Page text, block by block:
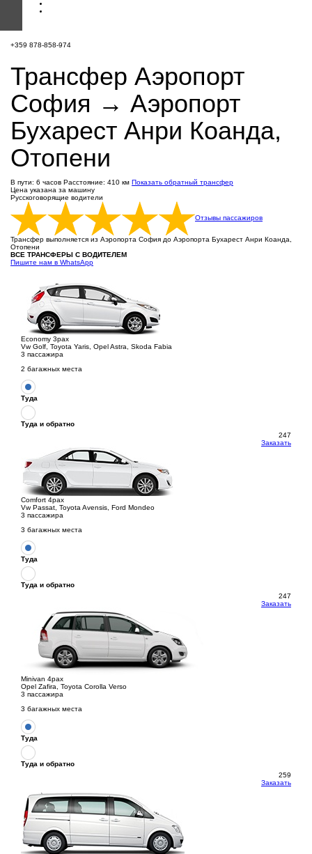
+359 878-858-974
Трансфер Аэропорт
София → Аэропорт
Бухарест Анри Коанда,
Отопени
В пути: 6 часов Расстояние: 410 км Показать обратный трансфер
Цена указана за машину
Русскоговорящие водители
Отзывы пассажиров
Трансфер выполняется из Аэропорта София до Аэропорта Бухарест Анри Коанда,
Отопени
ВСЕ ТРАНСФЕРЫ С ВОДИТЕЛЕМ
Пишите нам в WhatsApp
Economy 3pax
Vw Golf, Toyota Yaris, Opel Astra, Skoda Fabia
3 пассажира
2 багажных места
Туда
Туда и обратно
247
Заказать
Comfort 4pax
Vw Passat, Toyota Avensis, Ford Mondeo
3 пассажира
3 багажных места
Туда
Туда и обратно
247
Заказать
Minivan 4pax
Opel Zafira, Toyota Corolla Verso
3 пассажира
3 багажных места
Туда
Туда и обратно
259
Заказать